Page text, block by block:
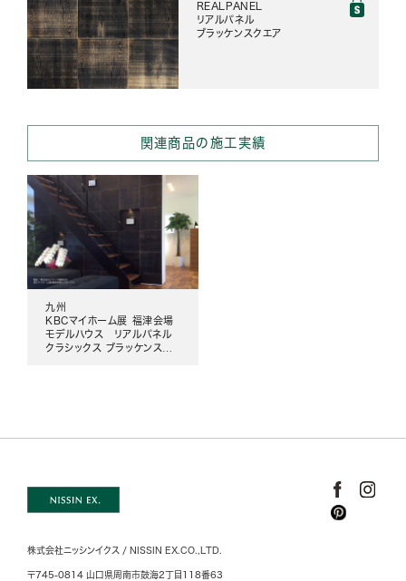
REALPANEL
リアルパネル
ブラッケンスクエア
関連商品の施工実績
九州
KBCマイホーム展 福津会場
モデルハウス リアルパネル
クラシックス ブラッケンスク
株式会社ニッシンイクス / NISSIN EX.CO.,LTD.
〒745-0814 山口県周南市鼓海2丁目118番63